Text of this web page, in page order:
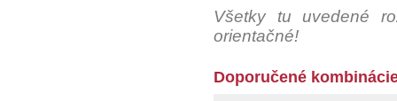
Všetky tu uvedené
orientačné!
Doporučené